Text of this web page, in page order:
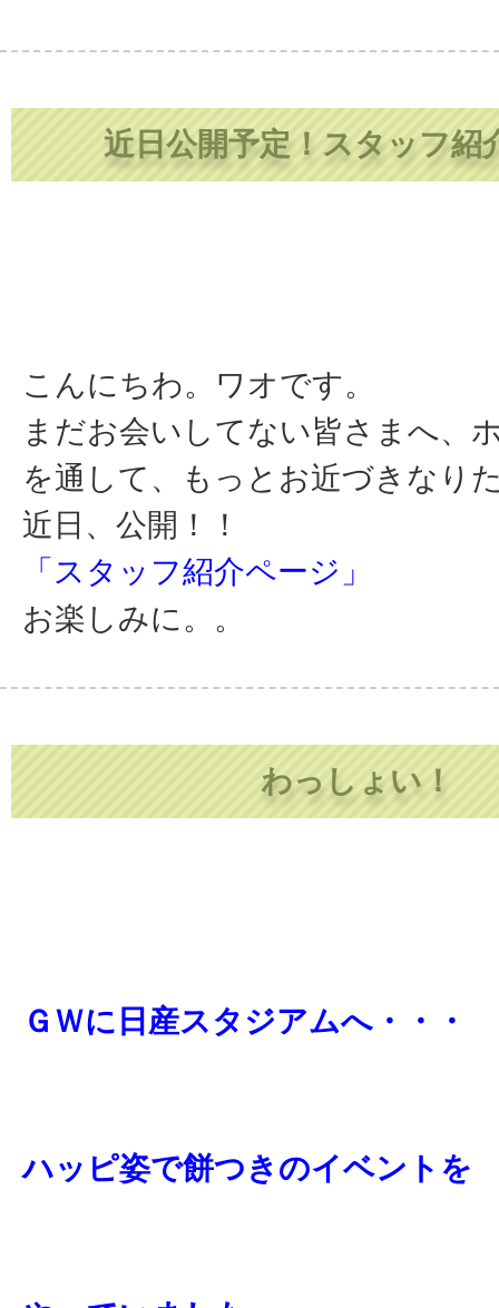
近日公開予定！スタッフ紹
こんにちわ。ワオです。
まだお会いしてない皆さまへ、
を通して、もっとお近づきなり
近日、公開！！
「スタッフ紹介ページ」
お楽しみに。。
わっしょい！
ＧＷに日産スタジアムへ・・・
ハッピ姿で餅つきのイベントを